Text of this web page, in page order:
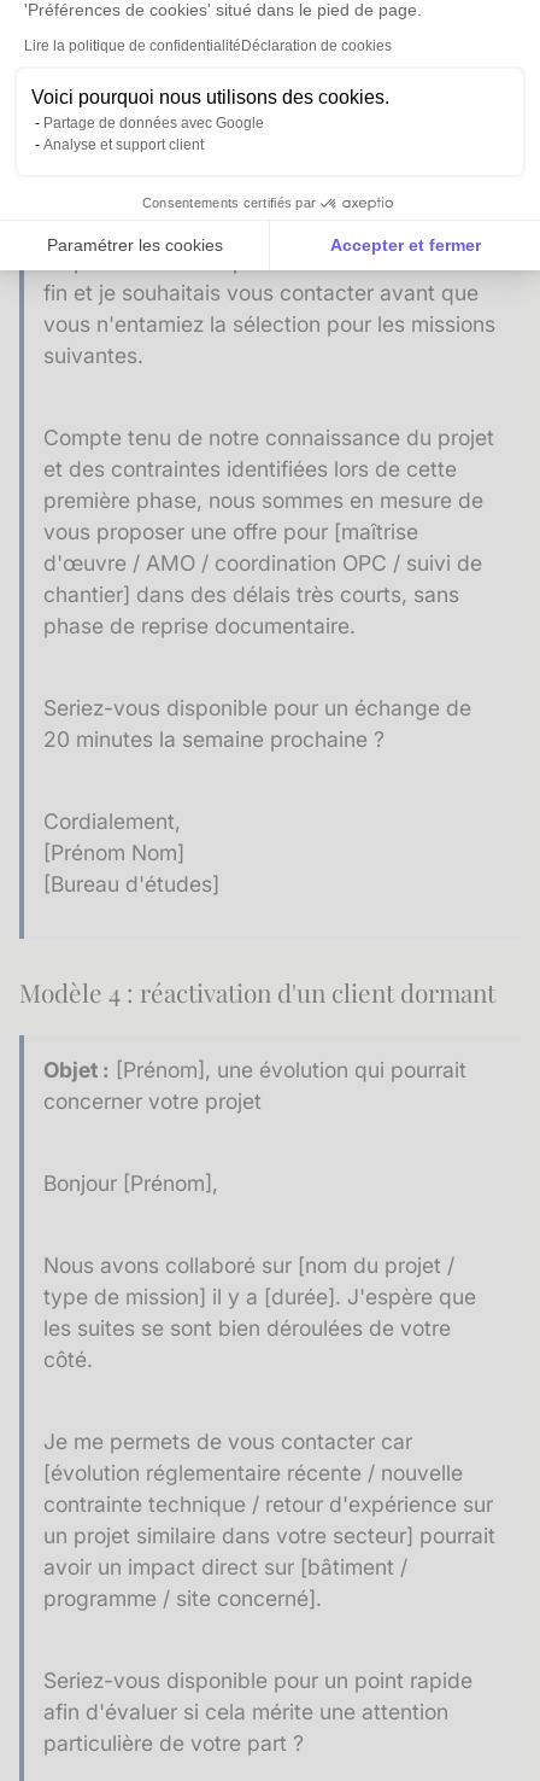
'Préférences de cookies' situé dans le pied de page.
Lire la politique de confidentialité Déclaration de cookies
Voici pourquoi nous utilisons des cookies.
Partage de données avec Google
Analyse et support client
Consentements certifiés par
Paramétrer les cookies Accepter et fermer
Axeptio consent
Plateforme de Gestion du Consentement :
Notre plateforme vous permet d'adapter et de gérer
mission (proposition de continuité)
Objet :[Nom du projet] : prochaines étapes
La phase d'études préliminaires touche à sa
fin et je souhaitais vous contacter avant que
vous n'entamiez la sélection pour les missions
suivantes.
Compte tenu de notre connaissance du projet
et des contraintes identifiées lors de cette
première phase, nous sommes en mesure de
vous proposer une offre pour [maîtrise
d'œuvre / AMO / coordination OPC / suivi de
chantier] dans des délais très courts, sans
phase de reprise documentaire.
Seriez-vous disponible pour un échange de
20 minutes la semaine prochaine ?
Cordialement,
[Prénom Nom]
[Bureau d'études]
Modèle 4 : réactivation d'un client dormant
Objet : [Prénom], une évolution qui pourrait
concerner votre projet
Bonjour [Prénom],
Nous avons collaboré sur [nom du projet /
type de mission] il y a [durée]. J'espère que
les suites se sont bien déroulées de votre
côté.
Je me permets de vous contacter car
[évolution réglementaire récente / nouvelle
contrainte technique / retour d'expérience sur
un projet similaire dans votre secteur] pourrait
avoir un impact direct sur [bâtiment /
programme / site concerné].
Seriez-vous disponible pour un point rapide
afin d'évaluer si cela mérite une attention
particulière de votre part ?